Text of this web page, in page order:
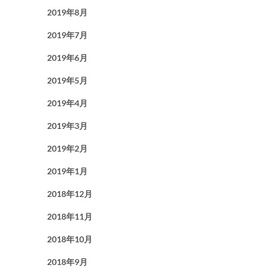
2019年8月
2019年7月
2019年6月
2019年5月
2019年4月
2019年3月
2019年2月
2019年1月
2018年12月
2018年11月
2018年10月
2018年9月